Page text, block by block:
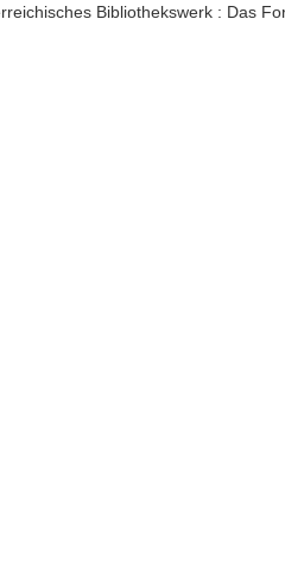
Bibliothekswerk : Das